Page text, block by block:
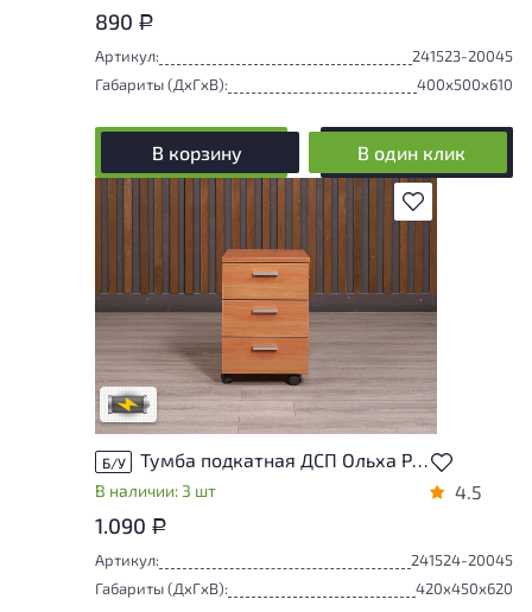
890 Р
Артикул:
241523-20045
Габариты (ДxГxВ):
400x500x610
В корзину В один клик
В избранное
Степень износа находится на стадии
проверки. Вы можете уточнить
дополнительную информацию у
сотрудников магазина
В обработке
Б/У Тумба подкатная ДСП Ольха Россия
В наличии: 3 шт 4.5
1.090 Р
Артикул:
241524-20045
Габариты (ДxГxВ):
420x450x620